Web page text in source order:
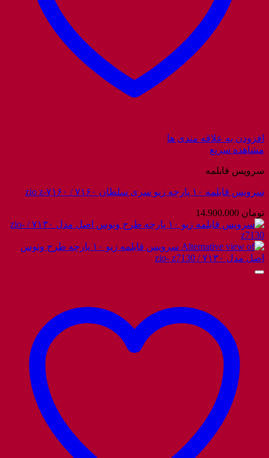
افزودن به علاقه مندی ها
مشاهده سریع
سرویس قابلمه
سرویس قابلمه ۱۰ پارچه زیو سری سلطان ۷۱۶۰ / zio z-۷۱۶۰
تومان